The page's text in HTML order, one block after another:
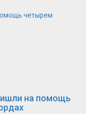
четырем
на помощь